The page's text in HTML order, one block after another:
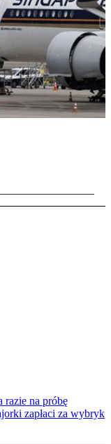
razie na próbę
zapłaci za wybryk